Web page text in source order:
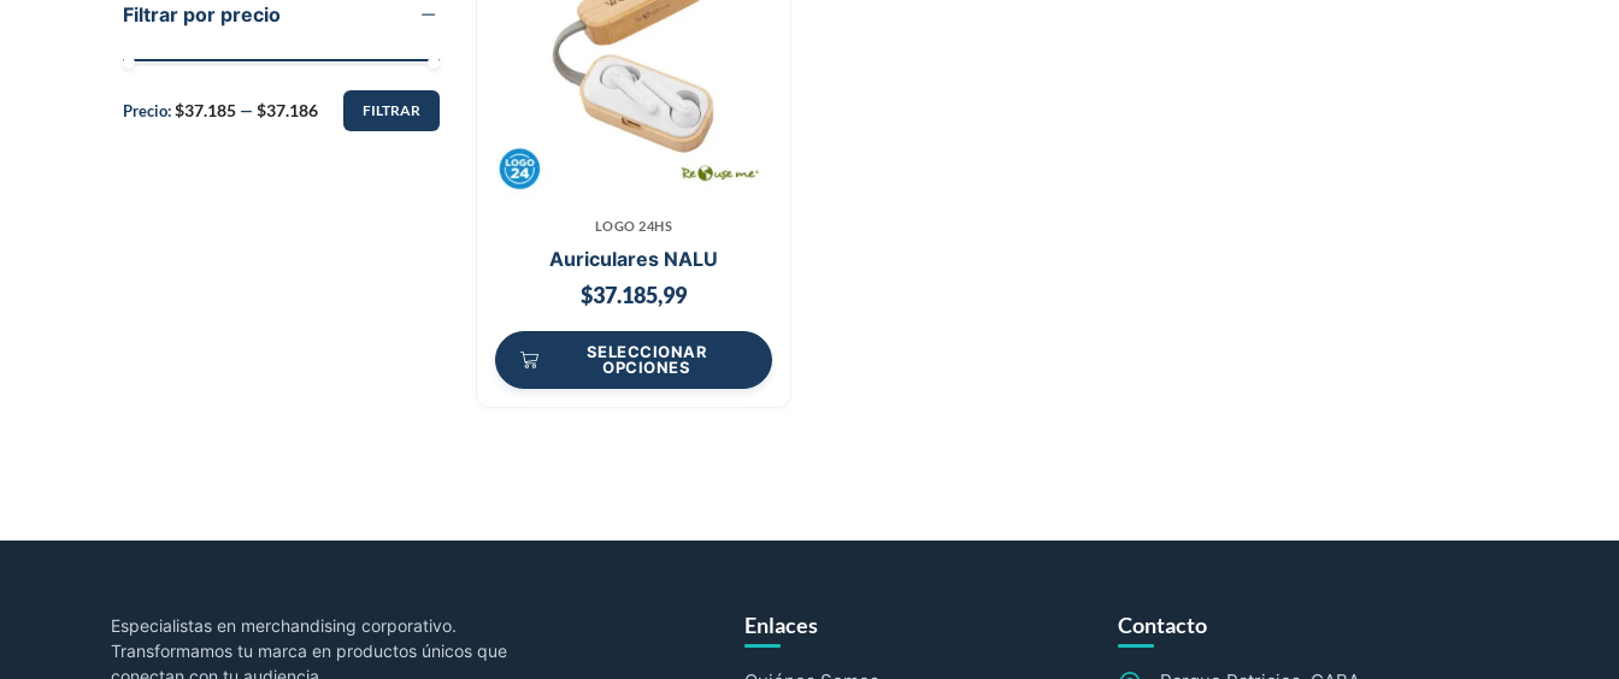
Filtrar por precio
FILTRAR
Precio:$37.185 — $37.186
LOGO 24HS
Auriculares NALU
$37.185,99
SELECCIONAR
OPCIONES
Especialistas en merchandising corporativo.
Transformamos tu marca en productos únicos que
Enlaces Contacto